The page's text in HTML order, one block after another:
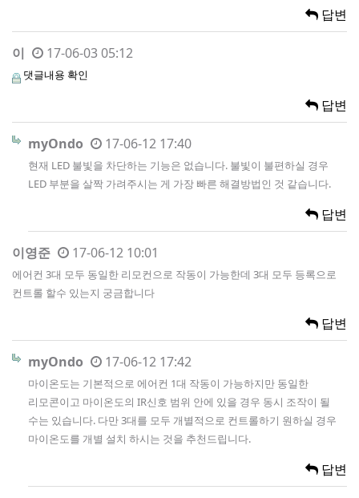
답변
이 17-06-03 05:12
댓글내용 확인
답변
myOndo 17-06-12 17:40
현재 LED 불빛을 차단하는 기능은 없습니다. 불빛이 불편하실 경우
LED 부분을 살짝 가려주시는 게 가장 빠른 해결방법인 것 같습니다.
답변
이영준 17-06-12 10:01
에어컨 3대 모두 동일한 리모컨으로 작동이 가능한데 3대 모두 등록으로
컨트롤 할수 있는지 궁금합니다
답변
myOndo 17-06-12 17:42
마이온도는 기본적으로 에어컨 1대 작동이 가능하지만 동일한
리모콘이고 마이온도의 IR신호 범위 안에 있을 경우 동시 조작이 될
수는 있습니다. 다만 3대를 모두 개별적으로 컨트롤하기 원하실 경우
마이온도를 개별 설치 하시는 것을 추천드립니다.
답변